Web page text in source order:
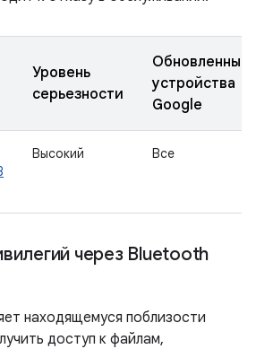
Уровень
серьезности
Обновленные
устройства
Google
Высокий Все
через Bluetooth
находящемуся поблизости
доступ к файлам,